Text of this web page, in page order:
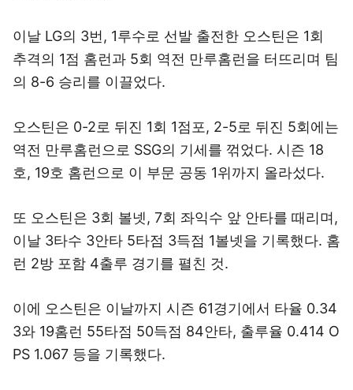
이날 LG의 3번, 1루수로 선발 출전한 오스틴은 1회
추격의 1점 홈런과 5회 역전 만루홈런을 터뜨리며 팀
의 8-6 승리를 이끌었다.
오스틴은 0-2로 뒤진 1회 1점포, 2-5로 뒤진 5회에는
역전 만루홈런으로 SSG의 기세를 꺾었다. 시즌 18
호, 19호 홈런으로 이 부문 공동 1위까지 올라섰다.
또 오스틴은 3회 볼넷, 7회 좌익수 앞 안타를 때리며,
이날 3타수 3안타 5타점 3득점 1볼넷을 기록했다. 홈
런 2방 포함 4출루 경기를 펼친 것.
이에 오스틴은 이날까지 시즌 61경기에서 타율 0.34
3와 19홈런 55타점 50득점 84안타, 출루율 0.414 O
PS 1.067 등을 기록했다.